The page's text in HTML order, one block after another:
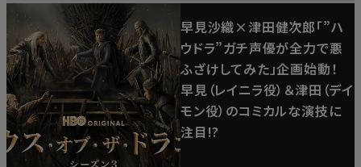
早見沙織×津田健次郎「”ハ
ウドラ”ガチ声優が全力で悪
ふざけしてみた」企画始動！
早見（レイニラ役）＆津田（デイ
モン役）のコミカルな演技に
注目!?